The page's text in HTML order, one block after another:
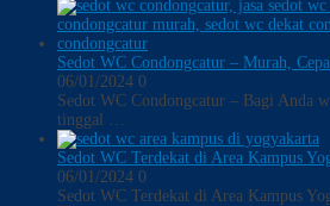
Sedot WC Condongcatur – Murah,
06/01/2024 0
Sedot WC Condongcatur – Bagi Anda
tinggal …
Sedot WC Terdekat di Area Kampus
06/01/2024 0
Sedot WC Terdekat di Area Kampus